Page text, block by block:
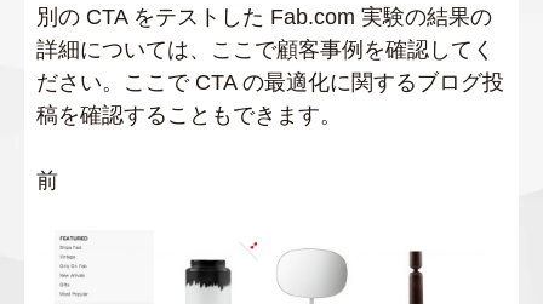
別の CTA をテストした Fab.com 実験の結果の
詳細については、ここで顧客事例を確認してく
ださい。ここで CTA の最適化に関するブログ投
稿を確認することもできます。
前